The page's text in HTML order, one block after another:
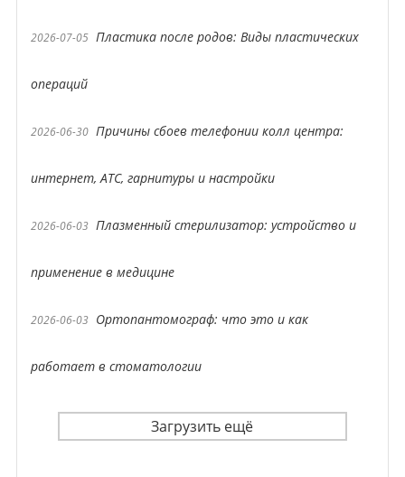
2026-07-05 Пластика после родов: Виды пластических
операций
2026-06-30 Причины сбоев телефонии колл центра:
интернет, АТС, гарнитуры и настройки
2026-06-03 Плазменный стерилизатор: устройство и
применение в медицине
2026-06-03 Ортопантомограф: что это и как
работает в стоматологии
Загрузить ещё